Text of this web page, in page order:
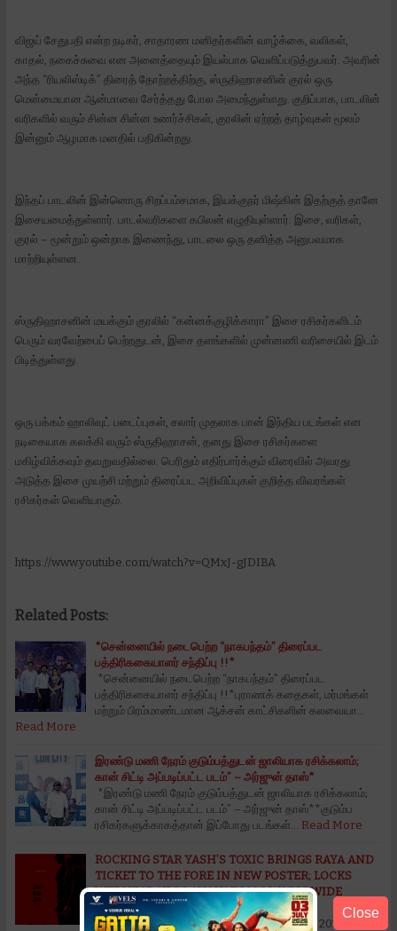
விஜய் சேதுபதி என்ற நடிகர், சாதாரண மனிதர்களின் வாழ்க்கை, வலிகள்,
காதல், நகைச்சுவை என அனைத்தையும் இயல்பாக வெளிப்படுத்துபவர். அவரின்
அந்த “ரியலிஸ்டிக்” திரைத் தோற்றத்திற்கு, ஸ்ருதிஹாசனின் குரல் ஒரு
மென்மையான ஆன்மாவை சேர்த்தது போல அமைந்துள்ளது. குறிப்பாக, பாடலின்
வரிகளில் வரும் சின்ன சின்ன உணர்ச்சிகள், குரலின் ஏற்றத் தாழ்வுகள் மூலம்
இன்னும் ஆழமாக மனதில் பதிகின்றது.
இந்தப் பாடலின் இன்னொரு சிறப்பம்சமாக, இயக்குநர் மிஷ்கின் இதற்குத் தானே
இசையமைத்துள்ளார். பாடல்வரிகளை கபிலன் எழுதியுள்ளார். இசை, வரிகள்,
குரல் – மூன்றும் ஒன்றாக இணைந்து, பாடலை ஒரு தனித்த அனுபவமாக
மாற்றியுள்ளன.
ஸ்ருதிஹாசனின் மயக்கும் குரலில் “கன்னக்குழிக்காரா” இசை ரசிகர்களிடம்
பெரும் வரவேற்பைப் பெற்றதுடன், இசை தளங்களில் முன்னணி வரிசையில் இடம்
பிடித்துள்ளது.
ஒரு பக்கம் ஹாலிவுட் படைப்புகள், சலார் முதலாக பான் இந்திய படங்கள் என
நடிகையாக கலக்கி வரும் ஸ்ருதிஹாசன், தனது இசை ரசிகர்களை
மகிழ்விக்கவும் தவறுவதில்லை. பெரிதும் எதிர்பார்க்கும் விரைவில் அவரது
அடுத்த இசை முயற்சி மற்றும் திரைப்பட அறிவிப்புகள் குறித்த விவரங்கள்
ரசிகர்கள் வெளியாகும்.
https://www.youtube.com/watch?v=QMxJ-gJDIBA
Related Posts:
*சென்னையில் நடைபெற்ற “நாகபந்தம்” திரைப்பட
பத்திரிககையாளர் சந்திப்பு !!*
*சென்னையில் நடைபெற்ற “நாகபந்தம்” திரைப்பட
பத்திரிககையாளர் சந்திப்பு !!*புராணக் கதைகள், மர்மங்கள்
மற்றும் பிரம்மாண்டமான ஆக்சன் காட்சிகளின் கலவையா…
Read More
இரண்டு மணி நேரம் குடும்பத்துடன் ஜாலியாக ரசிக்கலாம்;
கான் சிட்டி அப்படிப்பட்ட படம்” – அர்ஜுன் தாஸ்*
*இரண்டு மணி நேரம் குடும்பத்துடன் ஜாலியாக ரசிக்கலாம்;
கான் சிட்டி அப்படிப்பட்ட படம்” – அர்ஜுன் தாஸ்**குடும்ப
ரசிகர்களுக்காகத்தான் இப்போது படங்கள்…
Read More
ROCKING STAR YASH’S TOXIC BRINGS RAYA AND
TICKET TO THE FORE IN NEW POSTER; LOCKS
WEDNESDAY, 26 AUGUST 2026 WORLDWIDE
RELEASE*
*“டாக்ஸிக்” திரைப்படம் உலகளவில் ஆகஸ்ட் 26, 2026
Close